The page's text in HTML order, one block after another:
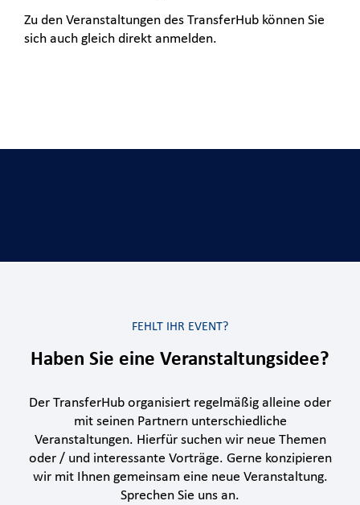
Zu den Veranstaltungen des TransferHub können Sie
sich auch gleich direkt anmelden.
FEHLT IHR EVENT?
Haben Sie eine Veranstaltungsidee?
Der TransferHub organisiert regelmäßig alleine oder
mit seinen Partnern unterschiedliche
Veranstaltungen. Hierfür suchen wir neue Themen
oder / und interessante Vorträge. Gerne konzipieren
wir mit Ihnen gemeinsam eine neue Veranstaltung.
Sprechen Sie uns an.